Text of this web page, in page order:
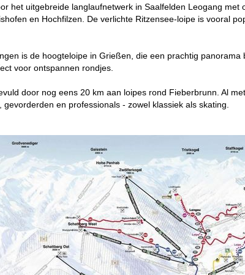
09:00-17:00
09:00-14:00
gesloten
het uitgebreide langlaufnetwerk in Saalfelden Leogang
en Hochfilzen. De verlichte Ritzensee-loipe is vooral
is de hoogteloipe in Grießen, die een prachtig
voor ontspannen rondjes.
door nog eens 20 km aan loipes rond Fieberbrunn. Al
en professionals - zowel klassiek als skating.